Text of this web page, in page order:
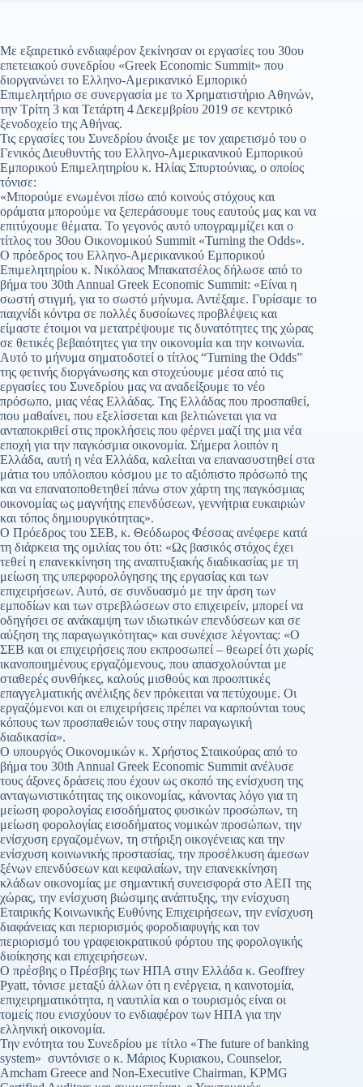
Με εξαιρετικό ενδιαφέρον ξεκίνησαν οι εργασίες του 30ου
επετειακού συνεδρίου «Greek Economic Summit» που
διοργανώνει το Ελληνο-Αμερικανικό Εμπορικό
Επιμελητήριο σε συνεργασία με το Χρηματιστήριο Αθηνών,
την Τρίτη 3 και Τετάρτη 4 Δεκεμβρίου 2019 σε κεντρικό
ξενοδοχείο της Αθήνας.
Τις εργασίες του Συνεδρίου άνοιξε με τον χαιρετισμό του ο
Γενικός Διευθυντής του Ελληνο-Αμερικανικού Εμπορικού
Εμπορικού Επιμελητηρίου κ. Ηλίας Σπυρτούνιας, o οποίος
τόνισε:
«Μπορούμε ενωμένοι πίσω από κοινούς στόχους και
οράματα μπορούμε να ξεπεράσουμε τους εαυτούς μας και να
επιτύχουμε θέματα. Το γεγονός αυτό υπογραμμίζει και ο
τίτλος του 30ου Οικονομικού Summit «Turning the Odds».
Ο πρόεδρος του Ελληνο-Αμερικανικού Εμπορικού
Επιμελητηρίου κ. Νικόλαος Μπακατσέλος δήλωσε από το
βήμα του 30th Annual Greek Economic Summit: «Είναι η
σωστή στιγμή, για το σωστό μήνυμα. Αντέξαμε. Γυρίσαμε το
παιχνίδι κόντρα σε πολλές δυσοίωνες προβλέψεις και
είμαστε έτοιμοι να μετατρέψουμε τις δυνατότητες της χώρας
σε θετικές βεβαιότητες για την οικονομία και την κοινωνία.
Αυτό το μήνυμα σηματοδοτεί ο τίτλος “Turning the Odds”
της φετινής διοργάνωσης και στοχεύουμε μέσα από τις
εργασίες του Συνεδρίου μας να αναδείξουμε το νέο
πρόσωπο, μιας νέας Ελλάδας. Της Ελλάδας που προσπαθεί,
που μαθαίνει, που εξελίσσεται και βελτιώνεται για να
ανταποκριθεί στις προκλήσεις που φέρνει μαζί της μια νέα
εποχή για την παγκόσμια οικονομία. Σήμερα λοιπόν η
Ελλάδα, αυτή η νέα Ελλάδα, καλείται να επανασυστηθεί στα
μάτια του υπόλοιπου κόσμου με το αξιόπιστο πρόσωπό της
και να επανατοποθετηθεί πάνω στον χάρτη της παγκόσμιας
οικονομίας ως μαγνήτης επενδύσεων, γεννήτρια ευκαιριών
και τόπος δημιουργικότητας».
Ο Πρόεδρος του ΣΕΒ, κ. Θεόδωρος Φέσσας ανέφερε κατά
τη διάρκεια της ομιλίας του ότι: «Ως βασικός στόχος έχει
τεθεί η επανεκκίνηση της αναπτυξιακής διαδικασίας με τη
μείωση της υπερφορολόγησης της εργασίας και των
επιχειρήσεων. Αυτό, σε συνδυασμό με την άρση των
εμποδίων και των στρεβλώσεων στο επιχειρείν, μπορεί να
οδηγήσει σε ανάκαμψη των ιδιωτικών επενδύσεων και σε
αύξηση της παραγωγικότητας» και συνέχισε λέγοντας: «Ο
ΣΕΒ και οι επιχειρήσεις που εκπροσωπεί – θεωρεί ότι χωρίς
ικανοποιημένους εργαζόμενους, που απασχολούνται με
σταθερές συνθήκες, καλούς μισθούς και προοπτικές
επαγγελματικής ανέλιξης δεν πρόκειται να πετύχουμε. Οι
εργαζόμενοι και οι επιχειρήσεις πρέπει να καρπούνται τους
κόπους των προσπαθειών τους στην παραγωγική
διαδικασία».
Ο υπουργός Οικονομικών κ. Χρήστος Σταικούρας από το
βήμα του 30th Annual Greek Economic Summit ανέλυσε
τους άξονες δράσεις που έχουν ως σκοπό της ενίσχυση της
ανταγωνιστικότητας της οικονομίας, κάνοντας λόγο για τη
μείωση φορολογίας εισοδήματος φυσικών προσώπων, τη
μείωση φορολογίας εισοδήματος νομικών προσώπων, την
ενίσχυση εργαζομένων, τη στήριξη οικογένειας και την
ενίσχυση κοινωνικής προστασίας, την προσέλκυση άμεσων
ξένων επενδύσεων και κεφαλαίων, την επανεκκίνηση
κλάδων οικονομίας με σημαντική συνεισφορά στο ΑΕΠ της
χώρας, την ενίσχυση βιώσιμης ανάπτυξης, την ενίσχυση
Εταιρικής Κοινωνικής Ευθύνης Επιχειρήσεων, την ενίσχυση
διαφάνειας και περιορισμός φοροδιαφυγής και τον
περιορισμό του γραφειοκρατικού φόρτου της φορολογικής
διοίκησης και επιχειρήσεων.
Ο πρέσβης ο Πρέσβης των ΗΠΑ στην Ελλάδα κ. Geoffrey
Pyatt, τόνισε μεταξύ άλλων ότι η ενέργεια, η καινοτομία,
επιχειρηματικότητα, η ναυτιλία και ο τουρισμός είναι οι
τομείς που ενισχύουν το ενδιαφέρον των ΗΠΑ για την
ελληνική οικονομία.
Την ενότητα του Συνεδρίου με τίτλο «The future of banking
system» συντόνισε ο κ. Μάριος Κυριακου, Counselor,
Amcham Greece and Non-Executive Chairman, KPMG